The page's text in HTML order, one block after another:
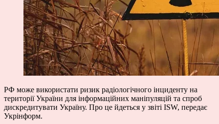
РФ може використати ризик радіологічного інциденту на
території України для інформаційних маніпуляцій та спроб
дискредитувати Україну. Про це йдеться у звіті ISW, передає
Укрінформ.